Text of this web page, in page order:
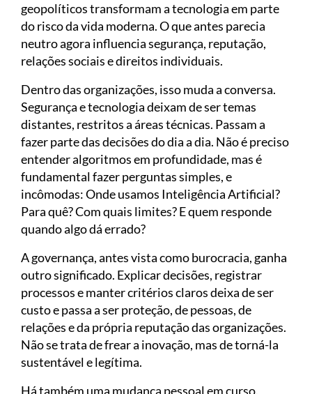
geopolíticos transformam a tecnologia em parte
do risco da vida moderna. O que antes parecia
neutro agora influencia segurança, reputação,
relações sociais e direitos individuais.
Dentro das organizações, isso muda a conversa.
Segurança e tecnologia deixam de ser temas
distantes, restritos a áreas técnicas. Passam a
fazer parte das decisões do dia a dia. Não é preciso
entender algoritmos em profundidade, mas é
fundamental fazer perguntas simples, e
incômodas: Onde usamos Inteligência Artificial?
Para quê? Com quais limites? E quem responde
quando algo dá errado?
A governança, antes vista como burocracia, ganha
outro significado. Explicar decisões, registrar
processos e manter critérios claros deixa de ser
custo e passa a ser proteção, de pessoas, de
relações e da própria reputação das organizações.
Não se trata de frear a inovação, mas de torná-la
sustentável e legítima.
Há também uma mudança pessoal em curso.